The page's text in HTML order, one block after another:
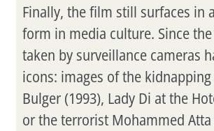
Finally, the film still surfaces in
form in media culture. Since
taken by surveillance cameras
icons: images of the kidnapping
Bulger (1993), Lady Di at the
or the terrorist Mohammed